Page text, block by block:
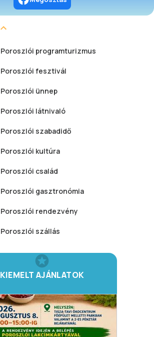
Poroszlói programturizmus
Poroszlói fesztivál
Poroszlói ünnep
Poroszlói látnivaló
Poroszlói szabadidő
Poroszlói kultúra
Poroszlói család
Poroszlói gasztronómia
Poroszlói rendezvény
Poroszlói szállás
KIEMELT AJÁNLATOK